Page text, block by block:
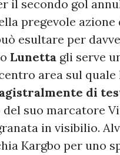
il secondo gol
pregevole azione
esultare per
Lunetta gli serve
area sul quale
di
suo marcatore
in visibilio.
Kargbo per uno